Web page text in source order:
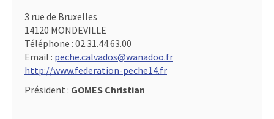
3 rue de Bruxelles
14120 MONDEVILLE
Téléphone : 02.31.44.63.00
Email : peche.calvados@wanadoo.fr
http://www.federation-peche14.fr
Président : GOMES Christian